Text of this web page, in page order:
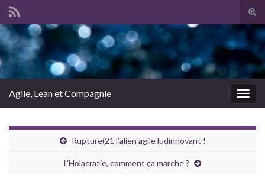
Search for:
Agile, Lean et Compagnie
Rupture(21 l’alien agile ludinnovant !
L’Holacratie, comment ça marche ?